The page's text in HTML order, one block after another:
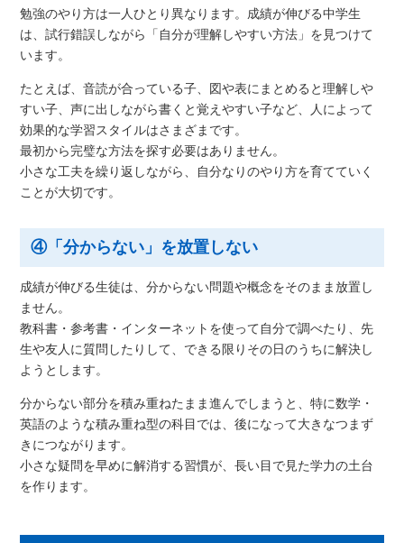
勉強のやり方は一人ひとり異なります。成績が伸びる中学生
は、試行錯誤しながら「自分が理解しやすい方法」を見つけて
います。
たとえば、音読が合っている子、図や表にまとめると理解しや
すい子、声に出しながら書くと覚えやすい子など、人によって
効果的な学習スタイルはさまざまです。
最初から完璧な方法を探す必要はありません。
小さな工夫を繰り返しながら、自分なりのやり方を育てていく
ことが大切です。
④「分からない」を放置しない
成績が伸びる生徒は、分からない問題や概念をそのまま放置し
ません。
教科書・参考書・インターネットを使って自分で調べたり、先
生や友人に質問したりして、できる限りその日のうちに解決し
ようとします。
分からない部分を積み重ねたまま進んでしまうと、特に数学・
英語のような積み重ね型の科目では、後になって大きなつまず
きにつながります。
小さな疑問を早めに解消する習慣が、長い目で見た学力の土台
を作ります。